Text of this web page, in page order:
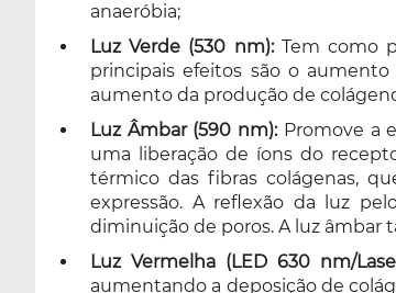
anaeróbia;
Luz Verde (530 nm):Tem como
principais efeitos são o
aumento da produção de
Luz Âmbar (590 nm):Promove a
uma liberação de íons do
térmico das fibras colágenas,
expressão. A reflexão da luz
diminuição de poros. A luz âmbar
Luz Vermelha (LED 630 nm/
aumentando a deposição de